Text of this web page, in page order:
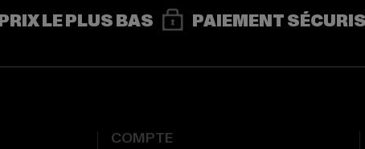
LE PLUS BAS PAIEMENT
COMPTE